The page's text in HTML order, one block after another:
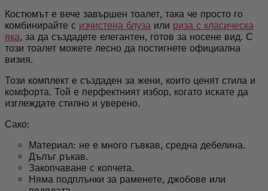
Костюмът е вече завършен тоалет, така че просто го
комбинирайте с изчистена блуза или риза с класическа
яка, за да създадете елегантен, готов за носене вид. С
този тоалет можете лесно да постигнете официална
визия.
Този комплект е създаден за жени, които ценят стила и
комфорта. Той е перфектният избор, когато искате да
изглеждате стилно и уверено.
Сако:
Материал: не е много гъвкав, средна дебелина.
Дълъг ръкав.
Закопчаване с копчета.
Няма подплънки за раменете, джобове или